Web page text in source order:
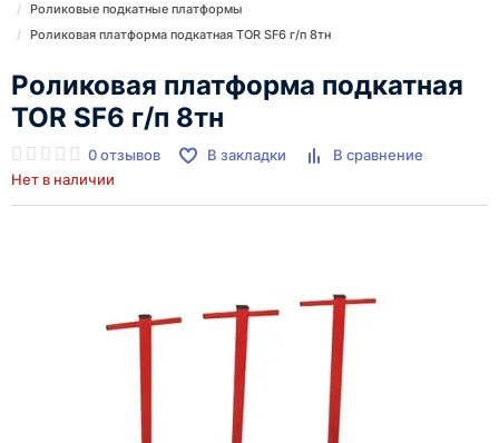
Роликовые подкатные платформы
Роликовая платформа подкатная TOR SF6 г/п 8тн
Роликовая платформа подкатная
TOR SF6 г/п 8тн
0 отзывов В закладки
В сравнение
Нет в наличии